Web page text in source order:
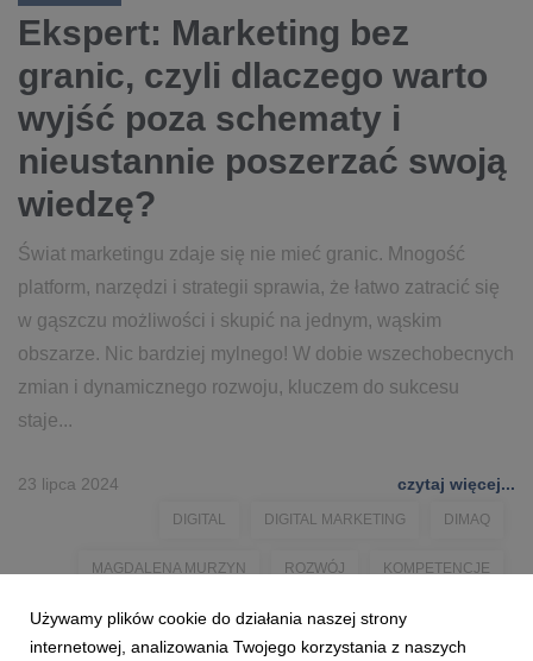
Ekspert: Marketing bez
granic, czyli dlaczego warto
wyjść poza schematy i
nieustannie poszerzać swoją
wiedzę?
Świat marketingu zdaje się nie mieć granic. Mnogość
platform, narzędzi i strategii sprawia, że łatwo zatracić się
w gąszczu możliwości i skupić na jednym, wąskim
obszarze. Nic bardziej mylnego! W dobie wszechobecnych
zmian i dynamicznego rozwoju, kluczem do sukcesu
staje...
23 lipca 2024 czytaj więcej...
DIGITAL DIGITAL MARKETING DIMAQ
MAGDALENA MURZYN ROZWÓJ KOMPETENCJE
STUDIA PODYPLOMOWE
Używamy plików cookie do działania naszej strony
internetowej, analizowania Twojego korzystania z naszych